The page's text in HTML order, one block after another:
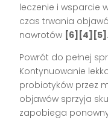
leczenie i wsparcie
czas trwania
nawrotów [6][4][5] .
Powrót do pełnej
Kontynuowanie
probiotyków przez
objawów sprzyja
zapobiega